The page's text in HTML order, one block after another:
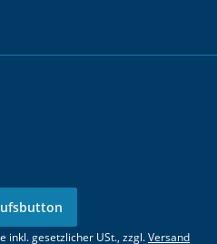
inkl. gesetzlicher USt., zzgl.Versand